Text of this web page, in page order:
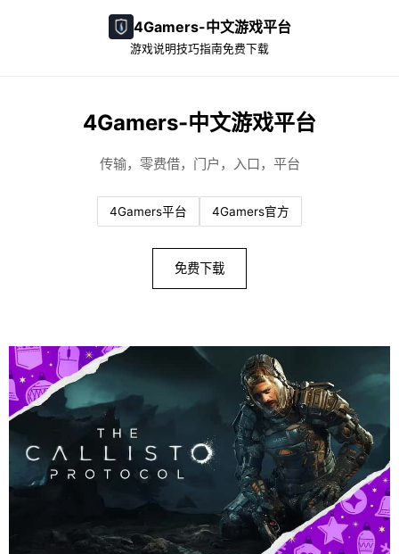
4Gamers-中文游戏平台
游戏说明技巧指南免费下载
4Gamers-中文游戏平台
传输，零费借，门户，入口，平台
4Gamers平台 4Gamers官方
免费下载